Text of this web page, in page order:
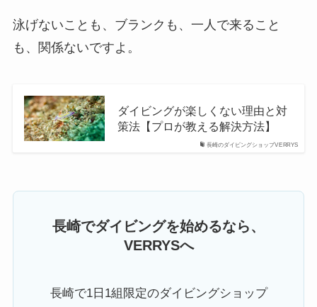
泳げないことも、ブランクも、一人で来ること
も、関係ないですよ。
長崎のダイビングショップVERRYS
ダイビングが楽しくない理由と対
策法【プロが教える解決方法】
長崎でダイビングを始めるなら、
VERRYSへ
長崎で1日1組限定のダイビングショップ